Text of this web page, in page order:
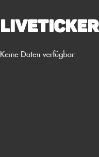
Liveticker
Keine Daten verfügbar.